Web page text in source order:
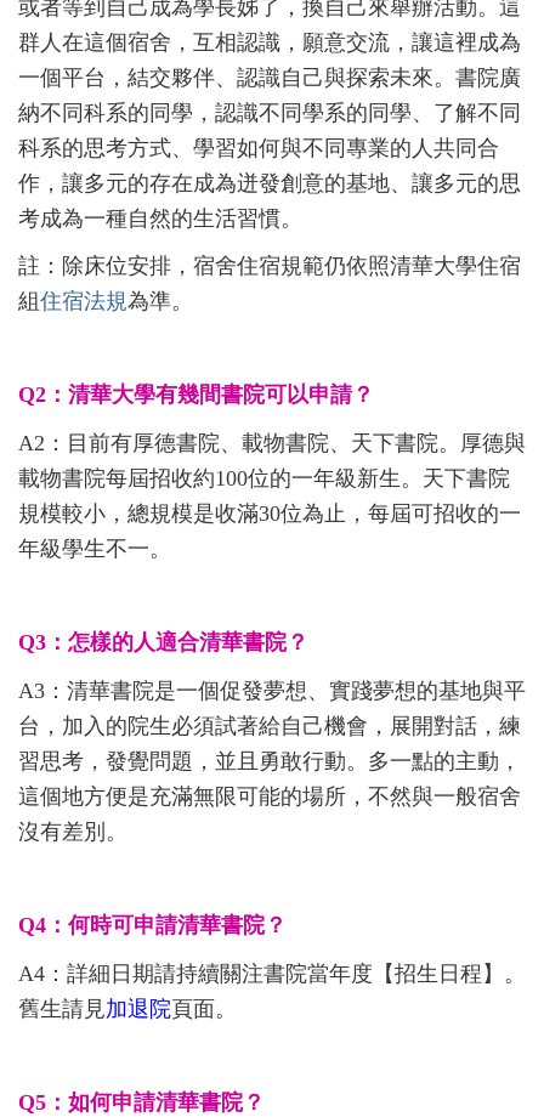
或者等到自己成為學長姊了，換自己來舉辦活動。這
群人在這個宿舍，互相認識，願意交流，讓這裡成為
一個平台，結交夥伴、認識自己與探索未來。書院廣
納不同科系的同學，認識不同學系的同學、了解不同
科系的思考方式、學習如何與不同專業的人共同合
作，讓多元的存在成為迸發創意的基地、讓多元的思
考成為一種自然的生活習慣。
註：除床位安排，宿舍住宿規範仍依照清華大學住宿
組 住宿法規為準。
Q2：清華大學有幾間書院可以申請？
A2：目前有厚德書院、載物書院、天下書院。厚德與
載物書院每屆招收約100位的一年級新生。天下書院
規模較小，總規模是收滿30位為止，每屆可招收的一
年級學生不一。
Q3：怎樣的人適合清華書院？
A3：清華書院是一個促發夢想、實踐夢想的基地與平
台，加入的院生必須試著給自己機會，展開對話，練
習思考，發覺問題，並且勇敢行動。多一點的主動，
這個地方便是充滿無限可能的場所，不然與一般宿舍
沒有差別。
Q4：何時可申請清華書院？
A4：詳細日期請持續關注書院當年度【招生日程】。
舊生請見加退院頁面。
Q5：如何申請清華書院？